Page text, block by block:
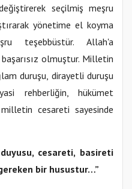
seçilmiş meşru
yönetime el koyma
teşebbüstür. Allah'a
olmuştur. Milletin
duruşu, dirayetli duruşu
rehberliğin, hükümet
cesareti sayesinde
cesareti, basireti
bir husustur…”